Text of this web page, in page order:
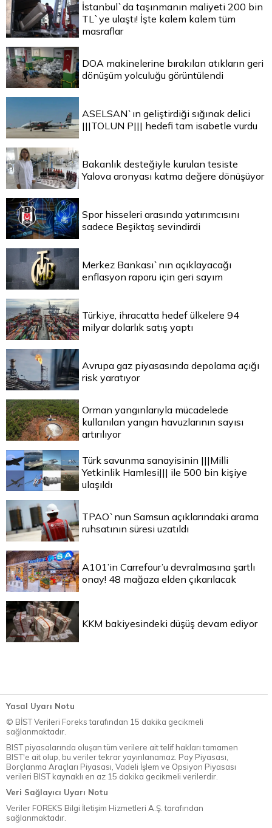
İstanbul`da taşınmanın maliyeti 200 bin
TL`ye ulaştı! İşte kalem kalem tüm
masraflar
DOA makinelerine bırakılan atıkların geri
dönüşüm yolculuğu görüntülendi
ASELSAN`ın geliştirdiği sığınak delici
|||TOLUN P||| hedefi tam isabetle vurdu
Bakanlık desteğiyle kurulan tesiste
Yalova aronyası katma değere dönüşüyor
Spor hisseleri arasında yatırımcısını
sadece Beşiktaş sevindirdi
Merkez Bankası`nın açıklayacağı
enflasyon raporu için geri sayım
Türkiye, ihracatta hedef ülkelere 94
milyar dolarlık satış yaptı
Avrupa gaz piyasasında depolama açığı
risk yaratıyor
Orman yangınlarıyla mücadelede
kullanılan yangın havuzlarının sayısı
artırılıyor
Türk savunma sanayisinin |||Milli
Yetkinlik Hamlesi||| ile 500 bin kişiye
ulaşıldı
TPAO`nun Samsun açıklarındaki arama
ruhsatının süresi uzatıldı
A101’in Carrefour’u devralmasına şartlı
onay! 48 mağaza elden çıkarılacak
KKM bakiyesindeki düşüş devam ediyor
Yasal Uyarı Notu
© BİST Verileri Foreks tarafından 15 dakika gecikmeli
sağlanmaktadır.
BIST piyasalarında oluşan tüm verilere ait telif hakları tamamen
BIST'e ait olup, bu veriler tekrar yayınlanamaz. Pay Piyasası,
Borçlanma Araçları Piyasası, Vadeli İşlem ve Opsiyon Piyasası
verileri BIST kaynaklı en az 15 dakika gecikmeli verilerdir.
Veri Sağlayıcı Uyarı Notu
Veriler FOREKS Bilgi İletişim Hizmetleri A.Ş. tarafından
sağlanmaktadır.